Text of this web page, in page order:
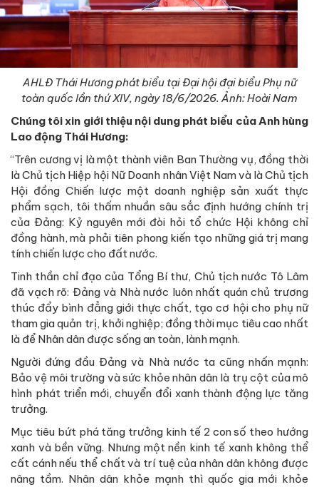
AHLĐ Thái Hương phát biểu tại Đại hội đại biểu Phụ nữ
toàn quốc lần thứ XIV, ngày 18/6/2026. Ảnh: Hoài Nam
Chúng tôi xin giới thiệu nội dung phát biểu của Anh hùng
Lao động Thái Hương:
“Trên cương vị là một thành viên Ban Thường vụ, đồng thời
là Chủ tịch Hiệp hội Nữ Doanh nhân Việt Nam và là Chủ tịch
Hội đồng Chiến lược một doanh nghiệp sản xuất thực
phẩm sạch, tôi thấm nhuần sâu sắc định hướng chính trị
của Đảng: Kỷ nguyên mới đòi hỏi tổ chức Hội không chỉ
đồng hành, mà phải tiên phong kiến tạo những giá trị mang
tính chiến lược cho đất nước.
Tinh thần chỉ đạo của Tổng Bí thư, Chủ tịch nước Tô Lâm
đã vạch rõ: Đảng và Nhà nước luôn nhất quán chủ trương
thúc đẩy bình đẳng giới thực chất, tạo cơ hội cho phụ nữ
tham gia quản trị, khởi nghiệp; đồng thời mục tiêu cao nhất
là để Nhân dân được sống an toàn, lành mạnh.
Người đứng đầu Đảng và Nhà nước ta cũng nhấn mạnh:
Bảo vệ môi trường và sức khỏe nhân dân là trụ cột của mô
hình phát triển mới, chuyển đổi xanh thành động lực tăng
trưởng.
Mục tiêu bứt phá tăng trưởng kinh tế 2 con số theo hướng
xanh và bền vững. Nhưng một nền kinh tế xanh không thể
cất cánh nếu thể chất và trí tuệ của nhân dân không được
nâng tầm. Nhân dân khỏe mạnh thì quốc gia mới khỏe